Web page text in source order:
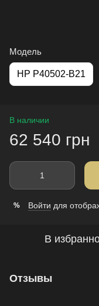
Модель
HP P40502-B21
В наличии
62 540 грн
% Войти для
В
Отзывы